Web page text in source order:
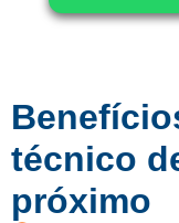
técnico
próximo